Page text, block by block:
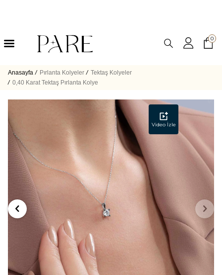
0
Anasayfa / Pırlanta Kolyeler / Tektaş Kolyeler
/ 0,40 Karat Tektaş Pırlanta Kolye
Video İzle